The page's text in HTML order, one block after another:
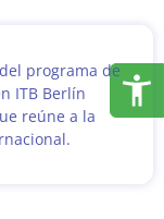
programa de
ITB Berlín
reúne a la